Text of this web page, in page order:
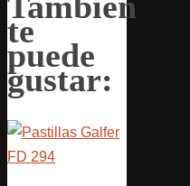
te
puede
gustar: